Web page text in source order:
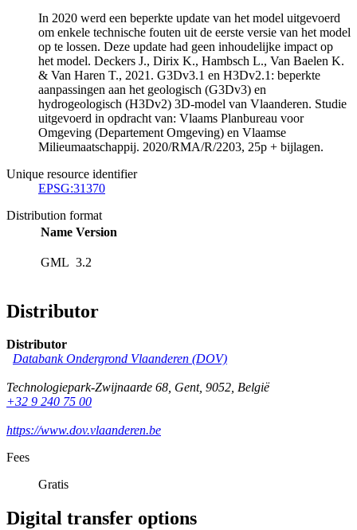
In 2020 werd een beperkte update van het model uitgevoerd
om enkele technische fouten uit de eerste versie van het model
op te lossen. Deze update had geen inhoudelijke impact op
het model. Deckers J., Dirix K., Hambsch L., Van Baelen K.
& Van Haren T., 2021. G3Dv3.1 en H3Dv2.1: beperkte
aanpassingen aan het geologisch (G3Dv3) en
hydrogeologisch (H3Dv2) 3D-model van Vlaanderen. Studie
uitgevoerd in opdracht van: Vlaams Planbureau voor
Omgeving (Departement Omgeving) en Vlaamse
Milieumaatschappij. 2020/RMA/R/2203, 25p + bijlagen.
Unique resource identifier
EPSG:31370
Distribution format
Name Version
GML 3.2
Distributor
Distributor
Databank Ondergrond Vlaanderen (DOV)
Technologiepark-Zwijnaarde 68, Gent, 9052, België
+32 9 240 75 00
https://www.dov.vlaanderen.be
Fees
Gratis
Digital transfer options